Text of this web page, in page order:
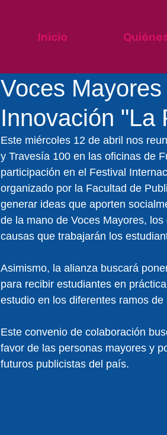
Inicio
Voces
Innovación "La
Este miércoles 12 de abril nos
y Travesía 100 en las oficinas de
participación en el Festival
organizado por la Facultad de
generar ideas que aporten
de la mano de Voces Mayores,
causas que trabajarán los
Asimismo, la alianza buscará
para recibir estudiantes en
estudio en los diferentes ramos
Este convenio de colaboración
favor de las personas mayores y
futuros publicistas del país.